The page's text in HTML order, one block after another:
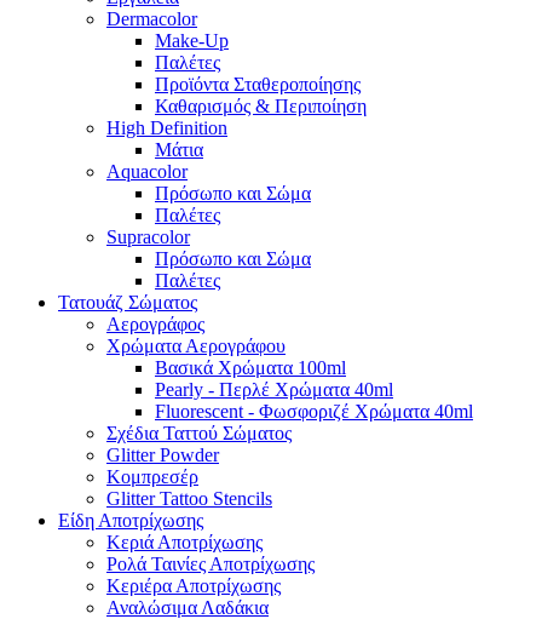
Dermacolor
Make-Up
Παλέτες
Προϊόντα Σταθεροποίησης
Καθαρισμός & Περιποίηση
High Definition
Μάτια
Aquacolor
Πρόσωπο και Σώμα
Παλέτες
Supracolor
Πρόσωπο και Σώμα
Παλέτες
Τατουάζ Σώματος
Αερογράφος
Χρώματα Αερογράφου
Βασικά Χρώματα 100ml
Pearly - Περλέ Χρώματα 40ml
Fluorescent - Φωσφοριζέ Χρώματα 40ml
Σχέδια Ταττού Σώματος
Glitter Powder
Κομπρεσέρ
Glitter Tattoo Stencils
Είδη Αποτρίχωσης
Κεριά Αποτρίχωσης
Ρολά Ταινίες Αποτρίχωσης
Κεριέρα Αποτρίχωσης
Αναλώσιμα Λαδάκια